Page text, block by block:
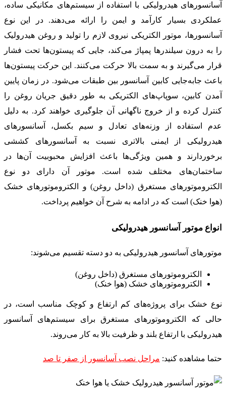
آسانسورهای هیدرولیکی با استفاده از سیستم‌های مکانیکی ساده،
عملکردی بسیار کارآمد و ایمن را ارائه می‌دهند. در این نوع
آسانسورها، موتور الکتریکی نیروی لازم را تولید و روغن هیدرولیک
را به درون سیلندرها پمپاژ می‌کند، جایی که پیستون‌ها تحت فشار
قرار می‌گیرند و به سمت بالا حرکت می‌کنند. این حرکت پیستون‌ها
باعث جابه‌جایی کابین آسانسور بین طبقات می‌شود. در زمان پایین
آمدن کابین، سوپاپ‌های الکتریکی به طور دقیق جریان روغن را
کنترل کرده و از خروج ناگهانی آن جلوگیری خواهند کرد. به دلیل
عدم استفاده از وزنه‌های تعادل و سیم بکسل، آسانسورهای
هیدرولیکی از ایمنی بالاتری نسبت به آسانسورهای کششی
برخوردارند و همین ویژگی‌ها باعث افزایش محبوبیت آن‌ها در
ساختمان‌های مختلف شده است. موتور آن دارای دو نوع
الکتروموتورهای مستغرق (داخل روغن) و الکتروموتورهای خشک
(هوا خنک) است که در ادامه به شرح آن خواهیم پرداخت.
انواع موتور آسانسور هیدرولیکی
موتورهای آسانسور هیدرولیکی به دو دسته تقسیم می‌شوند:
الکتروموتورهای مستغرق (داخل روغن)
الکتروموتورهای خشک (هوا خنک)
نوع خشک برای پروژه‌های کم ارتفاع و کوچک مناسب است، در
حالی که الکتروموتورهای مستغرق برای سیستم‌های آسانسور
هیدرولیکی با ارتفاع بلند و ظرفیت بالا به کار می‌روند.
حتما مشاهده کنید: مراحل نصب آسانسور از صفر تا صد